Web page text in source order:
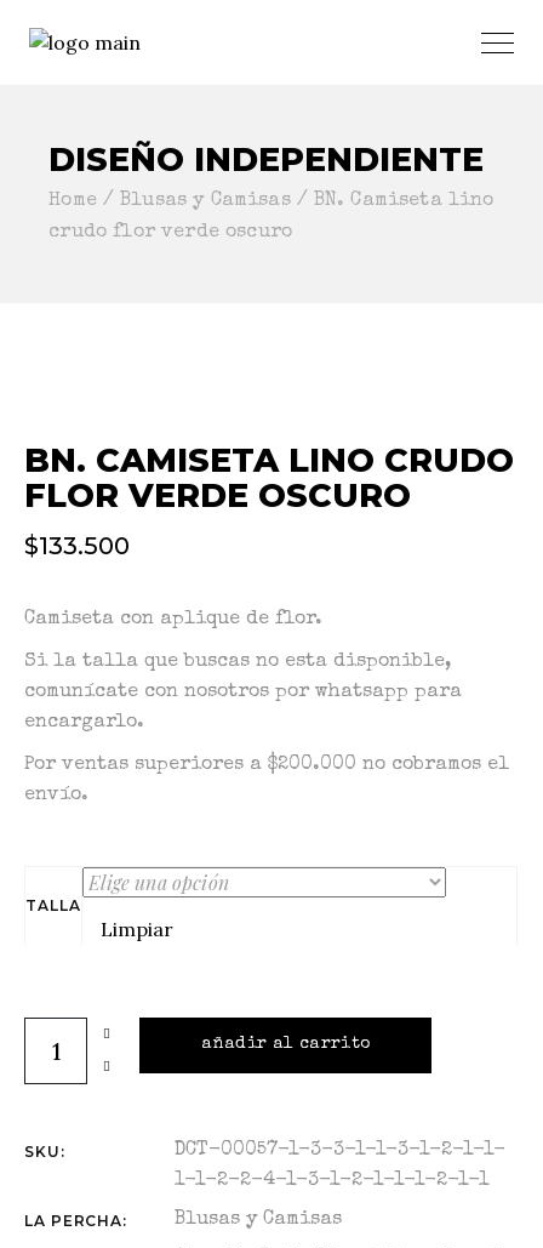
DISEÑO INDEPENDIENTE
Home Blusas y Camisas
BN. Camiseta lino
crudo flor verde oscuro
BN. CAMISETA LINO CRUDO
FLOR VERDE OSCURO
$133.500
Camiseta con aplique de flor.
Si la talla que buscas no esta disponible,
comunícate con nosotros por whatsapp para
encargarlo.
Por ventas superiores a $200.000 no cobramos el
envío.
TALLA
Limpiar
añadir al carrito
SKU:
DCT-00057-1-3-3-1-1-3-1-2-1-1-
1-1-2-2-4-1-3-1-2-1-1-1-2-1-1
LA PERCHA: Blusas y Camisas